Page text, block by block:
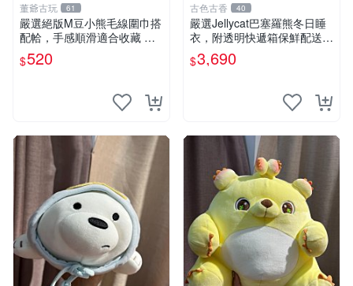
董爺古玩 61
嚴選絕版M豆小熊毛線圍巾搭
配帢，手感順滑適合收藏 絕
版M豆小熊、圍巾、毛線帢
經典好搭
$520
古色古香 40
嚴選Jellycat巴塞羅熊冬日睡
衣，附透明快遞箱保鮮配送，
童趣可愛可收藏 巴塞羅熊 睡
衣 透明袋
$3,690